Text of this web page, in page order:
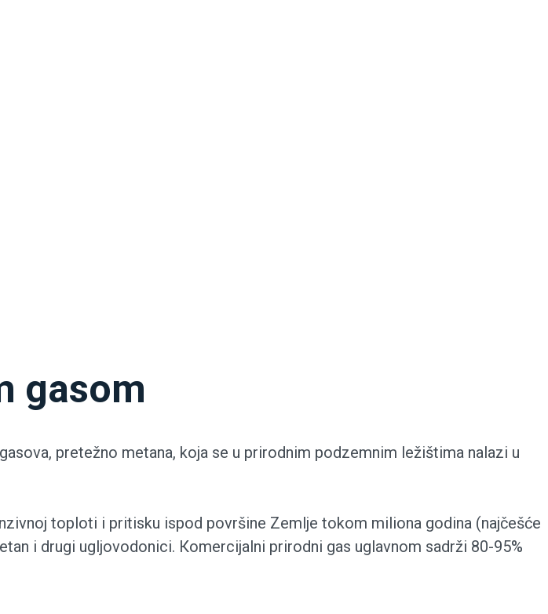
gasom
pretežno metana, koja se u prirodnim podzemnim ležištima nalazi u
toploti i pritisku ispod površine Zemlje tokom miliona godina (najčešće
i drugi ugljovodonici. Кomercijalni prirodni gas uglavnom sadrži 80-95%